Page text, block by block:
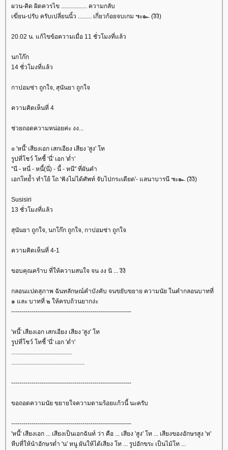
ผวน-คิด ผิดควรไข ................. ความกลับ
เฆี่ยน-ปรับ ครับเปลี่ยนนิ้ว ......... เกี่ยวก้อยจบเกม ๚ะ๛ (งิงิ)
20.02 น. แก้ไขข้อความเมื่อ 11 ชั่วโมงที่แล้ว
นกโก๊ก
14 ชั่วโมงที่แล้ว
กาปอมซ่า ถูกใจ, สุนันยา ถูกใจ
ความคิดเห็นที่ 4
ช่วยถอดความหน่อยค่ะ งง...
๏ 'หนี้' เสียงเอก เสกเอียง เสียง 'สูง' โท
รูปที่โชว์ โทชี้ 'นี่' เอก 'ต่ำ'
"นี - หนี่ - หนี้(นี่) - นี้ - หนี" ที่ผันคำ
เอกโทย้ำ ทำโย้ โถ 'ฟังไม่ได้ศัพท์ จับไปกระเดียด'- แลนาบารนี ๚ะ๛ (งิงิ)
Susisiri
13 ชั่วโมงที่แล้ว
สุนันยา ถูกใจ, นกโก๊ก ถูกใจ, กาปอมซ่า ถูกใจ
ความคิดเห็นที่ 4-1
ขอบคุณคร้าบ ที่ให้ความสนใจ จน งง นิ ... งิงิ
กลอนแปดสุภาพ ฉันทลักษณ์คำบังคับ จนขยับขยาย ความนัย ในคำกลอนบาทที่
๑ และ บาทที่ ๒ ให้ครบถ้วนยากง่ะ
-----------------------------------------------------------
'หนี้' เสียงเอก เสกเอียง เสียง 'สูง' โท
รูปที่โชว์ โทชี้ 'นี่' เอก 'ต่ำ'
-----------------------------------------------------------
ขอถอดความนัย ขยายใจความตามร้อยแก้วนี้ นะครับ
-----------------------------------------------------------
'หนี้' เสียงเอก ... เสียงเป็นเอกฉันท์ ว่า คือ ... เสียง 'สูง' โท ... เสียงของอักษรสูง 'ห'
หีบที่ให้นำอักษรต่ำ 'น' หนู ผันให้ได้เสียง โท ... รูปอักขระ เป็นไม้โท ...